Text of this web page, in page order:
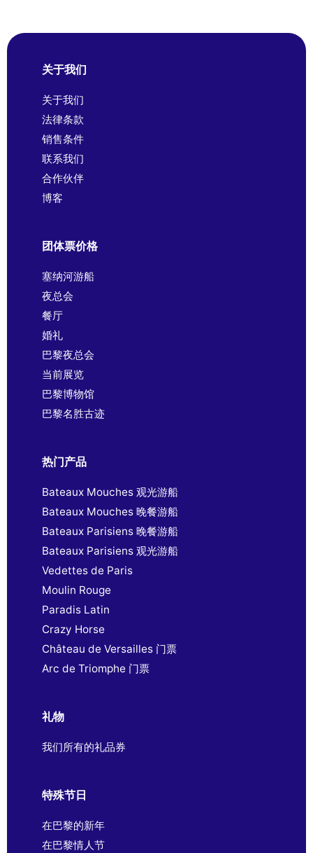
关于我们
关于我们
法律条款
销售条件
联系我们
合作伙伴
博客
团体票价格
塞纳河游船
夜总会
餐厅
婚礼
巴黎夜总会
当前展览
巴黎博物馆
巴黎名胜古迹
热门产品
Bateaux Mouches 观光游船
Bateaux Mouches 晚餐游船
Bateaux Parisiens 晚餐游船
Bateaux Parisiens 观光游船
Vedettes de Paris
Moulin Rouge
Paradis Latin
Crazy Horse
Château de Versailles 门票
Arc de Triomphe 门票
礼物
我们所有的礼品券
特殊节日
在巴黎的新年
在巴黎情人节